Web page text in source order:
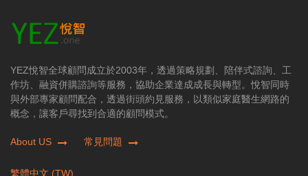
YEZ悅智全球顧問成立於2003年，透過策略規劃、陪伴式諮詢、工
作坊、融資併購諮詢等服務，協助企業達成成長與轉型。悅智同時
與外部專家顧問配合，透過街頭約見服務，以類似家庭醫生網路的
概念，讓客戶尋找到合適的顧問模式。
About US 常見問題
繁體中文 (TW)